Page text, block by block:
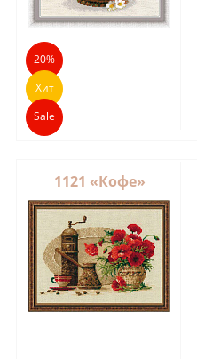
20%
Хит
Sale
1121 «Кофе»